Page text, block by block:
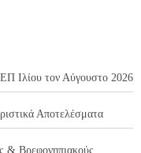
Ιλίου τον Αύγουστο 2026
Αποτελέσματα
& Βρεφονηπιακούς